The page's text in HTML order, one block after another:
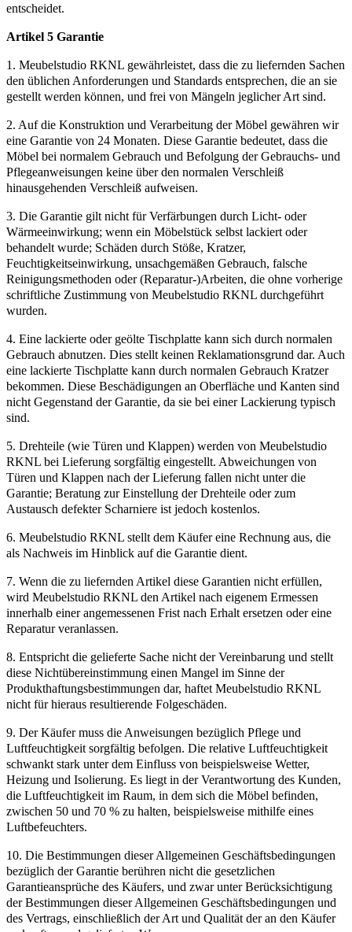
entscheidet.
Artikel 5 Garantie
1. Meubelstudio RKNL gewährleistet, dass die zu liefernden Sachen
den üblichen Anforderungen und Standards entsprechen, die an sie
gestellt werden können, und frei von Mängeln jeglicher Art sind.
2. Auf die Konstruktion und Verarbeitung der Möbel gewähren wir
eine Garantie von 24 Monaten. Diese Garantie bedeutet, dass die
Möbel bei normalem Gebrauch und Befolgung der Gebrauchs- und
Pflegeanweisungen keine über den normalen Verschleiß
hinausgehenden Verschleiß aufweisen.
3. Die Garantie gilt nicht für Verfärbungen durch Licht- oder
Wärmeeinwirkung; wenn ein Möbelstück selbst lackiert oder
behandelt wurde; Schäden durch Stöße, Kratzer,
Feuchtigkeitseinwirkung, unsachgemäßen Gebrauch, falsche
Reinigungsmethoden oder (Reparatur-)Arbeiten, die ohne vorherige
schriftliche Zustimmung von Meubelstudio RKNL durchgeführt
wurden.
4. Eine lackierte oder geölte Tischplatte kann sich durch normalen
Gebrauch abnutzen. Dies stellt keinen Reklamationsgrund dar. Auch
eine lackierte Tischplatte kann durch normalen Gebrauch Kratzer
bekommen. Diese Beschädigungen an Oberfläche und Kanten sind
nicht Gegenstand der Garantie, da sie bei einer Lackierung typisch
sind.
5. Drehteile (wie Türen und Klappen) werden von Meubelstudio
RKNL bei Lieferung sorgfältig eingestellt. Abweichungen von
Türen und Klappen nach der Lieferung fallen nicht unter die
Garantie; Beratung zur Einstellung der Drehteile oder zum
Austausch defekter Scharniere ist jedoch kostenlos.
6. Meubelstudio RKNL stellt dem Käufer eine Rechnung aus, die
als Nachweis im Hinblick auf die Garantie dient.
7. Wenn die zu liefernden Artikel diese Garantien nicht erfüllen,
wird Meubelstudio RKNL den Artikel nach eigenem Ermessen
innerhalb einer angemessenen Frist nach Erhalt ersetzen oder eine
Reparatur veranlassen.
8. Entspricht die gelieferte Sache nicht der Vereinbarung und stellt
diese Nichtübereinstimmung einen Mangel im Sinne der
Produkthaftungsbestimmungen dar, haftet Meubelstudio RKNL
nicht für hieraus resultierende Folgeschäden.
9. Der Käufer muss die Anweisungen bezüglich Pflege und
Luftfeuchtigkeit sorgfältig befolgen. Die relative Luftfeuchtigkeit
schwankt stark unter dem Einfluss von beispielsweise Wetter,
Heizung und Isolierung. Es liegt in der Verantwortung des Kunden,
die Luftfeuchtigkeit im Raum, in dem sich die Möbel befinden,
zwischen 50 und 70 % zu halten, beispielsweise mithilfe eines
Luftbefeuchters.
10. Die Bestimmungen dieser Allgemeinen Geschäftsbedingungen
bezüglich der Garantie berühren nicht die gesetzlichen
Garantieansprüche des Käufers, und zwar unter Berücksichtigung
der Bestimmungen dieser Allgemeinen Geschäftsbedingungen und
des Vertrags, einschließlich der Art und Qualität der an den Käufer